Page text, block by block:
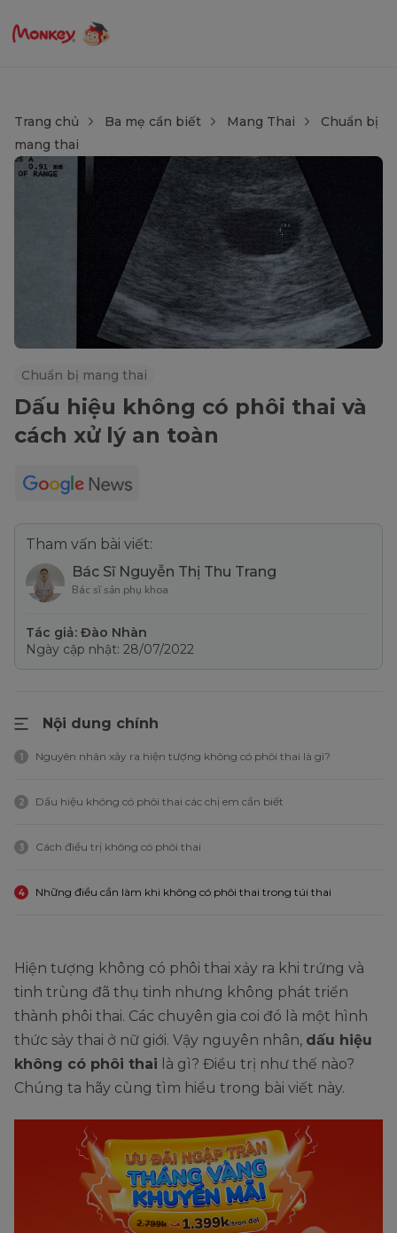
Trang chủ Ba mẹ cần biết Mang Thai
Chuẩn bị
mang thai
Chuẩn bị mang thai
Dấu hiệu không có phôi thai và
cách xử lý an toàn
Tham vấn bài viết:
Bác Sĩ Nguyễn Thị Thu Trang
Bác sĩ sản phụ khoa
Tác giả: Đào Nhàn
Ngày cập nhật: 28/07/2022
Nội dung chính
1 Nguyên nhân xảy ra hiện tượng không có phôi thai là gì?
2 Dấu hiệu không có phôi thai các chị em cần biết
3 Cách điều trị không có phôi thai
4 Những điều cần làm khi không có phôi thai trong túi thai
Hiện tượng không có phôi thai xảy ra khi trứng và
tinh trùng đã thụ tinh nhưng không phát triển
thành phôi thai. Các chuyên gia coi đó là một hình
thức sảy thai ở nữ giới. Vậy nguyên nhân, dấu hiệu
không có phôi thai là gì? Điều trị như thế nào?
Chúng ta hãy cùng tìm hiểu trong bài viết này.